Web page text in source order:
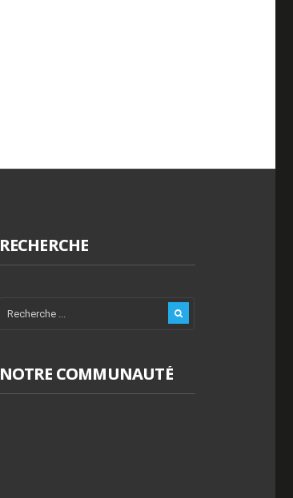
RECHERCHE
NOTRE COMMUNAUTÉ